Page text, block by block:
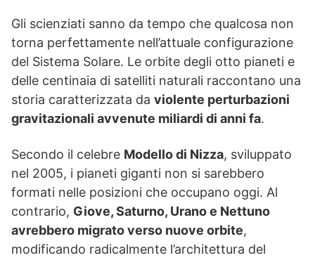
Gli scienziati sanno da tempo che qualcosa non
torna perfettamente nell’attuale configurazione
del Sistema Solare. Le orbite degli otto pianeti e
delle centinaia di satelliti naturali raccontano una
storia caratterizzata da violente perturbazioni
gravitazionali avvenute miliardi di anni fa.
Secondo il celebre Modello di Nizza, sviluppato
nel 2005, i pianeti giganti non si sarebbero
formati nelle posizioni che occupano oggi. Al
contrario, Giove, Saturno, Urano e Nettuno
avrebbero migrato verso nuove orbite,
modificando radicalmente l’architettura del